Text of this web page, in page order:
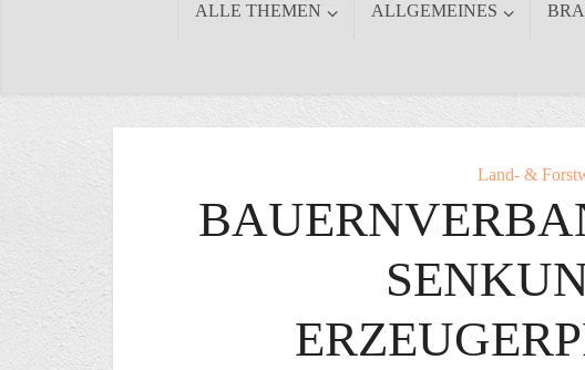
ALLE THEMEN ALLGEMEINES
Land- &